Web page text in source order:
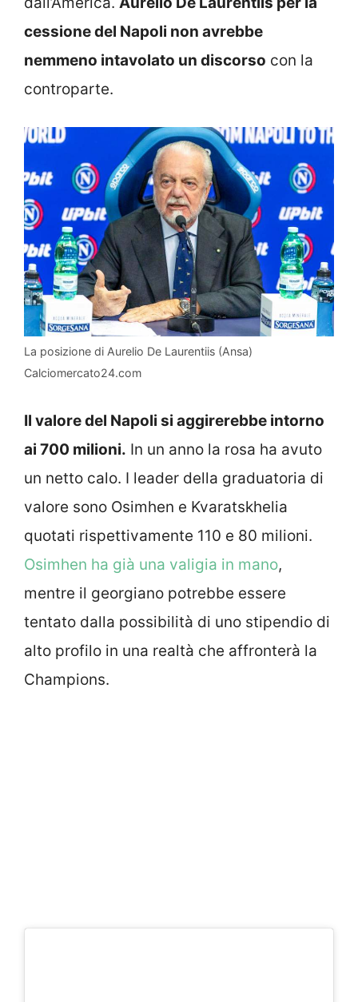
cessione del Napoli non avrebbe
nemmeno intavolato un discorso con la
controparte.
La posizione di Aurelio De Laurentiis (Ansa)
Calciomercato24.com
Il valore del Napoli si aggirerebbe intorno
ai 700 milioni. In un anno la rosa ha avuto
un netto calo. I leader della graduatoria di
valore sono Osimhen e Kvaratskhelia
quotati rispettivamente 110 e 80 milioni.
Osimhen ha già una valigia in mano,
mentre il georgiano potrebbe essere
tentato dalla possibilità di uno stipendio di
alto profilo in una realtà che affronterà la
Champions.